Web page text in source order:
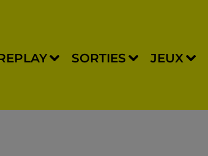
SORTIES JEUX